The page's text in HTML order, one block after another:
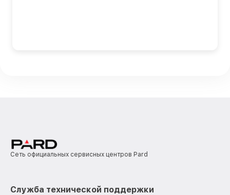
Сеть официальных сервисных центров Pard
Служба технической поддержки